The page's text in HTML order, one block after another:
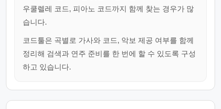
우쿨렐레 코드, 피아노 코드까지 함께 찾는 경우가 많
습니다.
코드툴은 곡별로 가사와 코드, 악보 제공 여부를 함께
정리해 검색과 연주 준비를 한 번에 할 수 있도록 구성
하고 있습니다.